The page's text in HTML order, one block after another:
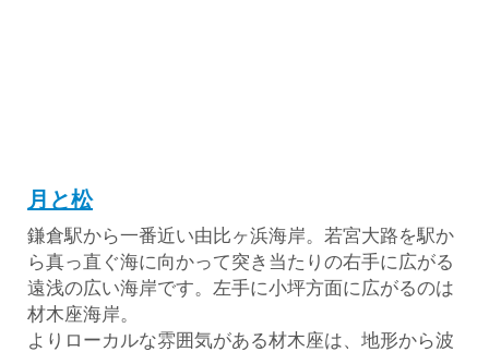
月と松
鎌倉駅から一番近い由比ヶ浜海岸。若宮大路を駅か
ら真っ直ぐ海に向かって突き当たりの右手に広がる
遠浅の広い海岸です。左手に小坪方面に広がるのは
材木座海岸。
よりローカルな雰囲気がある材木座は、地形から波